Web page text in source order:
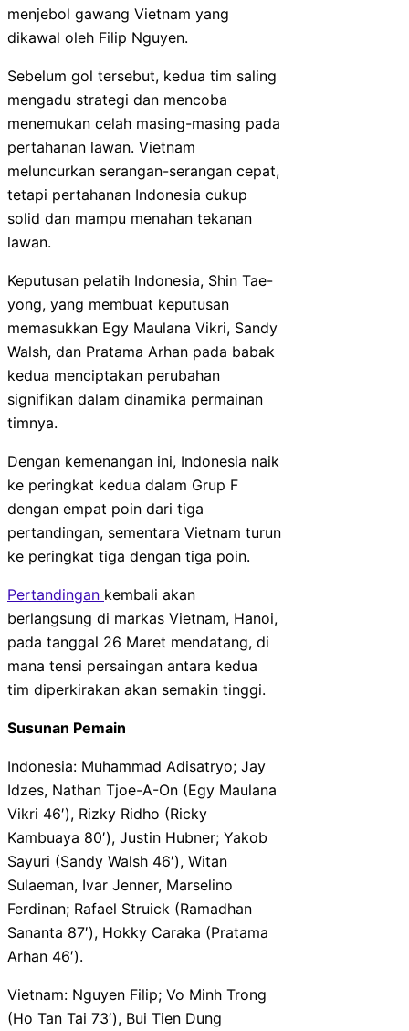
menjebol gawang Vietnam yang
dikawal oleh Filip Nguyen.
Sebelum gol tersebut, kedua tim saling
mengadu strategi dan mencoba
menemukan celah masing-masing pada
pertahanan lawan. Vietnam
meluncurkan serangan-serangan cepat,
tetapi pertahanan Indonesia cukup
solid dan mampu menahan tekanan
lawan.
Keputusan pelatih Indonesia, Shin Tae-
yong, yang membuat keputusan
memasukkan Egy Maulana Vikri, Sandy
Walsh, dan Pratama Arhan pada babak
kedua menciptakan perubahan
signifikan dalam dinamika permainan
timnya.
Dengan kemenangan ini, Indonesia naik
ke peringkat kedua dalam Grup F
dengan empat poin dari tiga
pertandingan, sementara Vietnam turun
ke peringkat tiga dengan tiga poin.
Pertandingan kembali akan
berlangsung di markas Vietnam, Hanoi,
pada tanggal 26 Maret mendatang, di
mana tensi persaingan antara kedua
tim diperkirakan akan semakin tinggi.
Susunan Pemain
Indonesia: Muhammad Adisatryo; Jay
Idzes, Nathan Tjoe-A-On (Egy Maulana
Vikri 46′), Rizky Ridho (Ricky
Kambuaya 80′), Justin Hubner; Yakob
Sayuri (Sandy Walsh 46′), Witan
Sulaeman, Ivar Jenner, Marselino
Ferdinan; Rafael Struick (Ramadhan
Sananta 87′), Hokky Caraka (Pratama
Arhan 46′).
Vietnam: Nguyen Filip; Vo Minh Trong
(Ho Tan Tai 73′), Bui Tien Dung